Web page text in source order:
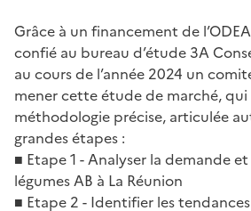
Grâce à un financement de
confié au bureau d’étude 3A
au cours de l’année 2024 un
mener cette étude de marché, qui
méthodologie précise, articulée
grandes étapes :
■ Etape 1 - Analyser la demande
légumes AB à La Réunion
■ Etape 2 - Identifier les